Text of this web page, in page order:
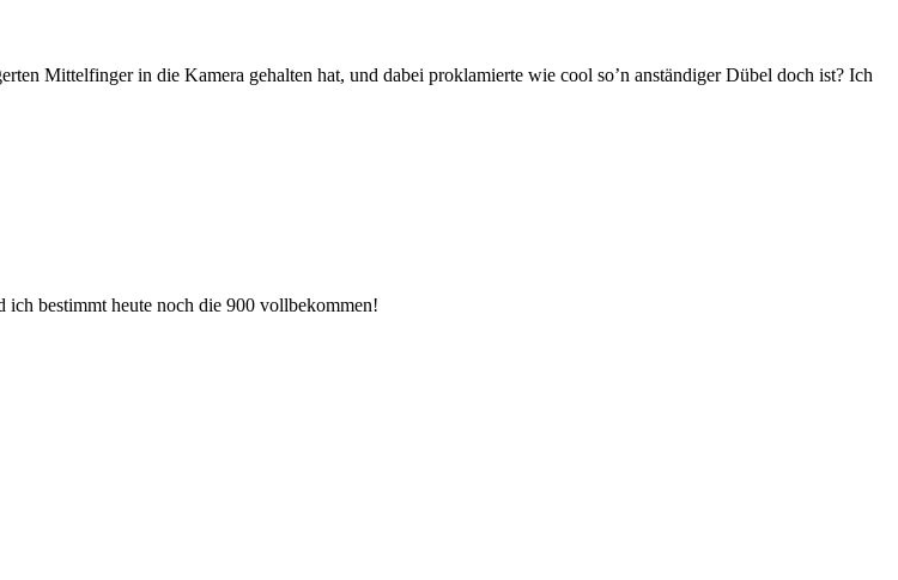
Mittelfinger in die Kamera gehalten hat, und dabei proklamierte wie cool so’n anständiger Dübel doch ist? Ich
bestimmt heute noch die 900 vollbekommen!